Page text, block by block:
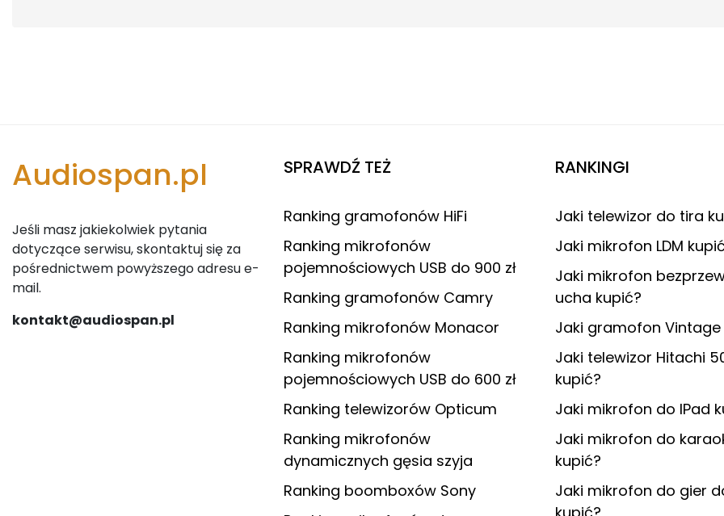
Audiospan.pl
Jeśli masz jakiekolwiek pytania
dotyczące serwisu, skontaktuj się za
pośrednictwem powyższego adresu e-
mail.
kontakt@audiospan.pl
SPRAWDŹ TEŻ
Ranking gramofonów HiFi
Ranking mikrofonów
pojemnościowych USB do 900 zł
Ranking gramofonów Camry
Ranking mikrofonów Monacor
Ranking mikrofonów
pojemnościowych USB do 600 zł
Ranking telewizorów Opticum
Ranking mikrofonów
dynamicznych gęsia szyja
Ranking boomboxów Sony
RANKINGI
Jaki telewizor do tira
Jaki mikrofon LDM
Jaki mikrofon
ucha kupić?
Jaki gramofon Vintage
Jaki telewizor Hitachi
kupić?
Jaki mikrofon do IPad
Jaki mikrofon do
kupić?
Jaki mikrofon do gier